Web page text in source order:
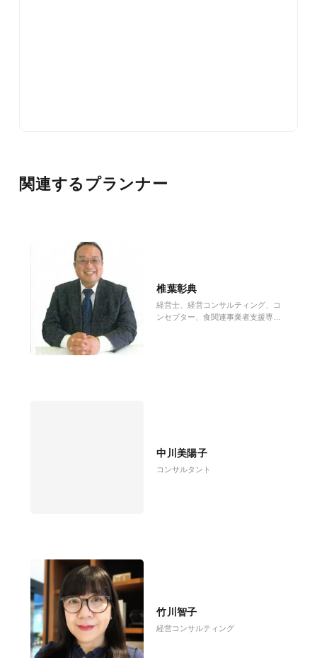
関連するプランナー
椎葉彰典
経営士、経営コンサルティング、コ
ンセプター、食関連事業者支援専門
中川美陽子
コンサルタント
竹川智子
経営コンサルティング